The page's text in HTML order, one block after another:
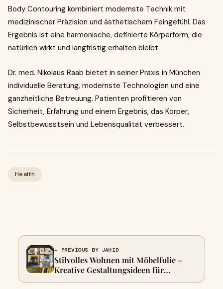
Body Contouring kombiniert modernste Technik mit
medizinischer Präzision und ästhetischem Feingefühl. Das
Ergebnis ist eine harmonische, definierte Körperform, die
natürlich wirkt und langfristig erhalten bleibt.
Dr. med. Nikolaus Raab bietet in seiner Praxis in München
individuelle Beratung, modernste Technologien und eine
ganzheitliche Betreuung. Patienten profitieren von
Sicherheit, Erfahrung und einem Ergebnis, das Körper,
Selbstbewusstsein und Lebensqualität verbessert.
Health
← PREVIOUS BY JAHID
Stilvolles Wohnen mit Möbelfolie –
Kreative Gestaltungsideen für
Zuhause